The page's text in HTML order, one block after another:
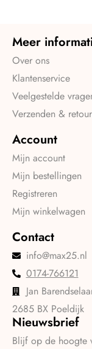
Meer
Over ons
Klantenservice
Veelgestelde
Verzenden &
Account
Mijn account
Mijn bestellingen
Registreren
Mijn winkelwagen
Contact
info@max25.nl
0174-766121
Jan
2685 BX Poeldijk
Nieuwsbrief
Blijf op de hoogte